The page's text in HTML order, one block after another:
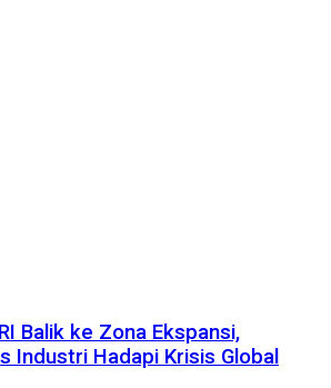
Balik ke Zona Ekspansi,
Industri Hadapi Krisis Global